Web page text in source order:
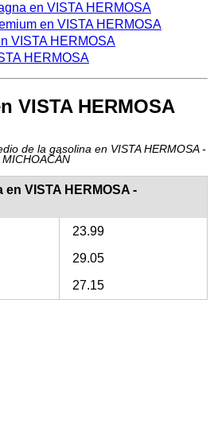
en VISTA HERMOSA
en VISTA HERMOSA
VISTA HERMOSA
HERMOSA
VISTA HERMOSA
de la gasolina en VISTA HERMOSA -
MICHOACÁN
VISTA HERMOSA -
23.99
29.05
27.15